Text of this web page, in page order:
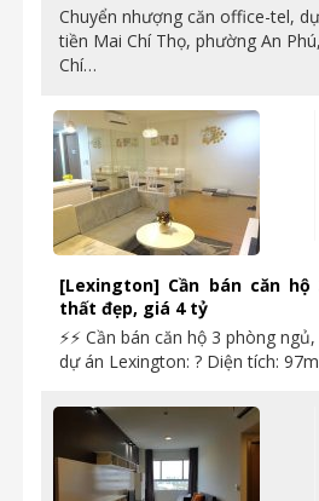
Chuyển nhượng căn office-tel,
tiền Mai Chí Thọ, phường An
Chí…
[Lexington] Cần bán căn
thất đẹp, giá 4 tỷ
⚡⚡ Cần bán căn hộ 3 phòng
dự án Lexington: ? Diện tích: